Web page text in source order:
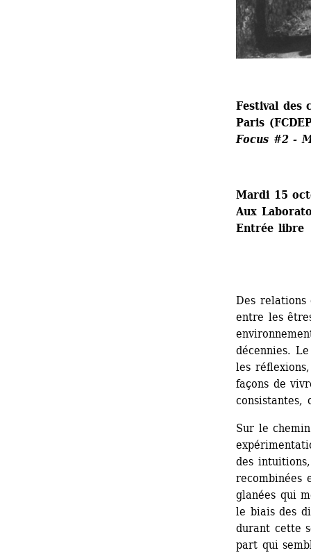
Festival des
Paris
Focus #2 -
Mardi 15
Aux
Entrée libre
Des relations
entre les
décennies.
les
façons de
consistantes,
Sur le
des intuitions,
recombinées
glanées qui
le biais des
durant cette
part qui